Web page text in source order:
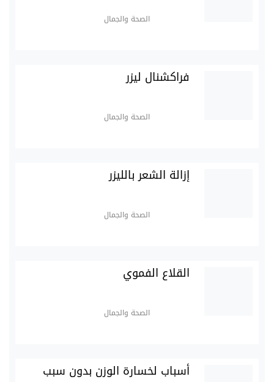
الصحة والجمال
فراكشنال ليزر
الصحة والجمال
إزالة الشعر بالليزر
الصحة والجمال
القلاع الفموي
الصحة والجمال
أسباب لخسارة الوزن بدون سبب